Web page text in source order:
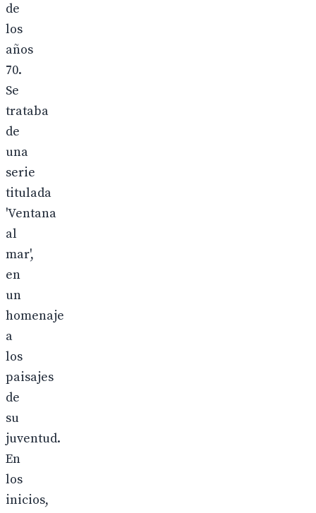
de
los
años
70.
Se
trataba
de
una
serie
titulada
'Ventana
al
mar',
en
un
homenaje
a
los
paisajes
de
su
juventud.
En
los
inicios,